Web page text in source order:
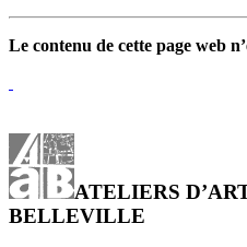
Le contenu de cette page web
ATELIERS
BELLEVILLE